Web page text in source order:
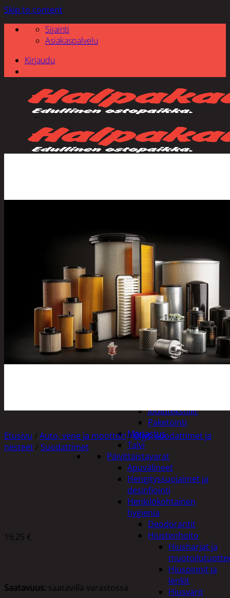
Skip to content
Sijainti
Asiakaspalvelu
Kirjaudu
Tuotevalikoima
Poistotuotteet
Kausituotteet
Joulu
Joulu- ja kausivalot
Eläimet ja
tontut
Kyntteliköt
Valoketjut ja
kuusenvalot
Joulukoristeet
Kranssit ja
Joulutekstiilit
Paketointi
Marjastus
Talvi
Päivittäistavarat
Apuvälineet
Hengityssuojaimet ja
desinfiointi
Henkilökohtainen
hygienia
Deodorantit
Hiustenhoito
Hiusharjat ja
Hiuspinnit ja
lenkit
Hiusvärit
Etusivu / Auto, vene ja moottori /Öljyt, suodattimet ja
nesteet / Suodattimet
19,25 €
Saatavuus: saatavilla varastossa